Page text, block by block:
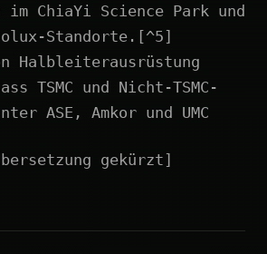
im ChiaYi Science Park und
Standorte.[^5]
Halbleiterausrüstung
TSMC und Nicht-TSMC-
ASE, Amkor und UMC
gekürzt]